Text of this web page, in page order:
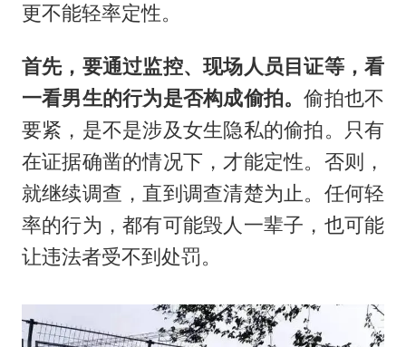
更不能轻率定性。
首先，要通过监控、现场人员目证等，看
一看男生的行为是否构成偷拍。偷拍也不
要紧，是不是涉及女生隐私的偷拍。只有
在证据确凿的情况下，才能定性。否则，
就继续调查，直到调查清楚为止。任何轻
率的行为，都有可能毁人一辈子，也可能
让违法者受不到处罚。